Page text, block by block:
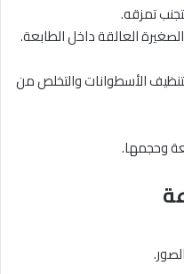
تمزقه.
العالقة داخل الطابعة.
الأسطوانات والتخلص من
وحجمها.